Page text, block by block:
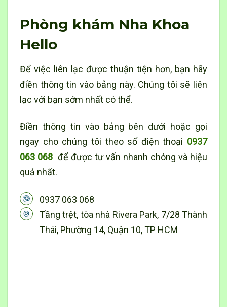
Phòng khám Nha Khoa
Hello
Để việc liên lạc được thuận tiện hơn, bạn hãy
điền thông tin vào bảng này. Chúng tôi sẽ liên
lạc với bạn sớm nhất có thể.
Điền thông tin vào bảng bên dưới hoặc gọi
ngay cho chúng tôi theo số điện thoại 0937
063 068 để được tư vấn nhanh chóng và hiệu
quả nhất.
0937 063 068
Tầng trệt, tòa nhà Rivera Park, 7/28 Thành
Thái, Phường 14, Quận 10, TP HCM